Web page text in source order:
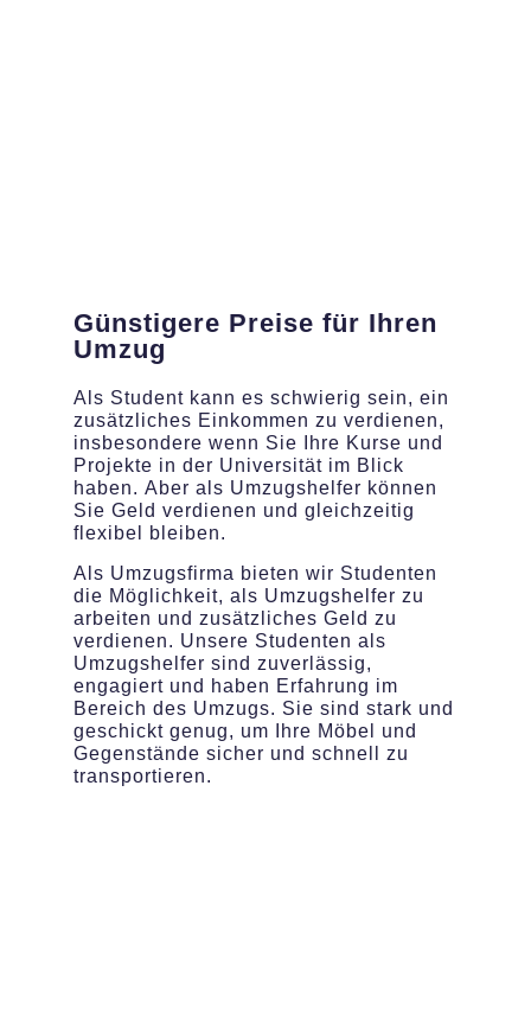
Günstigere Preise für Ihren
Umzug
Als Student kann es schwierig sein, ein
zusätzliches Einkommen zu verdienen,
insbesondere wenn Sie Ihre Kurse und
Projekte in der Universität im Blick
haben. Aber als Umzugshelfer können
Sie Geld verdienen und gleichzeitig
flexibel bleiben.
Als Umzugsfirma bieten wir Studenten
die Möglichkeit, als Umzugshelfer zu
arbeiten und zusätzliches Geld zu
verdienen. Unsere Studenten als
Umzugshelfer sind zuverlässig,
engagiert und haben Erfahrung im
Bereich des Umzugs. Sie sind stark und
geschickt genug, um Ihre Möbel und
Gegenstände sicher und schnell zu
transportieren.